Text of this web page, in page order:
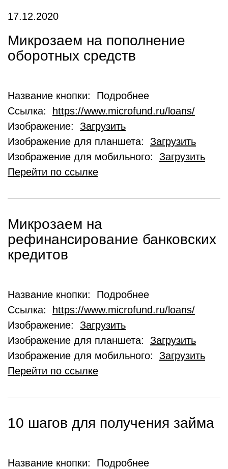
17.12.2020
Микрозаем на пополнение
оборотных средств
Название кнопки: Подробнее
Ссылка:
https://www.microfund.ru/loans/
Изображение: Загрузить
Изображение для планшета: Загрузить
Изображение для мобильного: Загрузить
Перейти по ссылке
Микрозаем на
рефинансирование банковских
кредитов
Название кнопки: Подробнее
Ссылка:
https://www.microfund.ru/loans/
Изображение: Загрузить
Изображение для планшета: Загрузить
Изображение для мобильного: Загрузить
Перейти по ссылке
10 шагов для получения займа
Название кнопки: Подробнее